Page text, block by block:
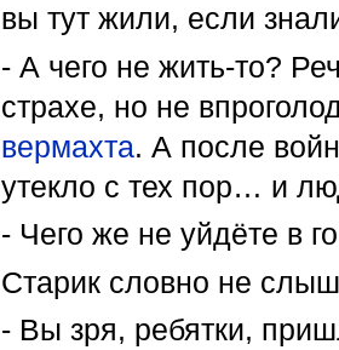
вы тут жили, если
- А чего не жить-то?
страхе, но не
вермахта. А после
утекло с тех пор… и
- Чего же не уйдёте в
Старик словно не
- Вы зря, ребятки,